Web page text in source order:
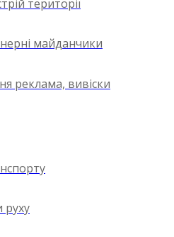
території
майданчики
реклама, вивіски
руху